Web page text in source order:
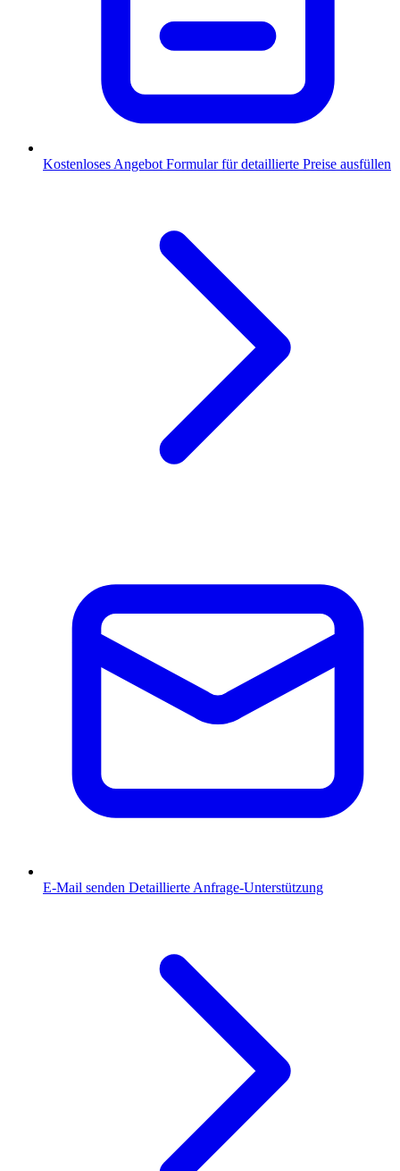
Kostenloses Angebot Formular für detaillierte Preise ausfüllen
E-Mail senden Detaillierte Anfrage-Unterstützung